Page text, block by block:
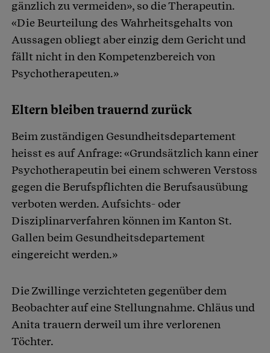
gänzlich zu vermeiden», so die Therapeutin.
«Die Beurteilung des Wahrheitsgehalts von
Aussagen obliegt aber einzig dem Gericht und
fällt nicht in den Kompetenzbereich von
Psychotherapeuten.»
Eltern bleiben trauernd zurück
Beim zuständigen Gesundheitsdepartement
heisst es auf Anfrage: «Grundsätzlich kann einer
Psychotherapeutin bei einem schweren Verstoss
gegen die Berufspflichten die Berufsausübung
verboten werden. Aufsichts- oder
Disziplinarverfahren können im Kanton St.
Gallen beim Gesundheitsdepartement
eingereicht werden.»
Die Zwillinge verzichteten gegenüber dem
Beobachter auf eine Stellungnahme. Chläus und
Anita trauern derweil um ihre verlorenen
Töchter.